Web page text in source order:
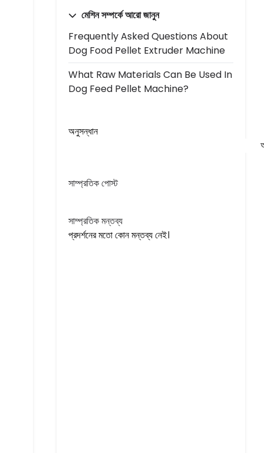
মেশিন সম্পর্কে আরো জানুন
Frequently Asked Questions About
Dog Food Pellet Extruder Machine
What Raw Materials Can Be Used In
Dog Feed Pellet Machine?
অনুসন্ধান
সাম্প্রতিক পোস্ট
সাম্প্রতিক মন্তব্য
প্রদর্শনের মতো কোন মন্তব্য নেই।